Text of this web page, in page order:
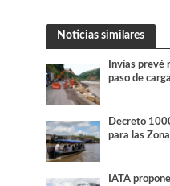
Noticias similares
Invías prevé
paso de
Decreto
para las
IATA